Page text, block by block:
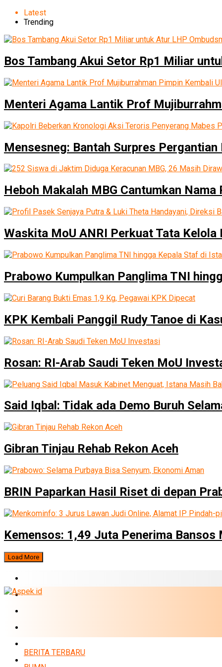
Latest
Trending
Bos Tambang Akui Setor Rp1 Miliar
Menteri Agama Lantik Prof
Mensesneg: Bantah Surpres Pergantian
Heboh Makalah MBG Cantumkan
Waskita MoU ANRI Perkuat Tata Kelola
Prabowo Kumpulkan Panglima TNI
KPK Kembali Panggil Rudy Tanoe di
Rosan: RI-Arab Saudi Teken MoU
Said Iqbal: Tidak ada Demo Buruh
Gibran Tinjau Rehab Rekon Aceh
BRIN Paparkan Hasil Riset di depan
Kemensos: 1,49 Juta Penerima Bansos
Load More
BUMN
BERITA TERBARU